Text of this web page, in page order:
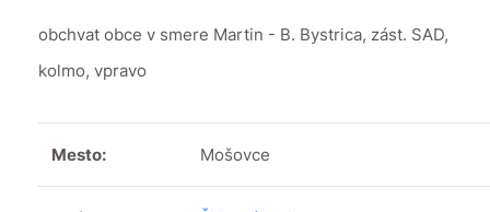
obchvat obce v smere Martin - B. Bystrica, zást. SAD,
kolmo, vpravo
Mesto: Mošovce